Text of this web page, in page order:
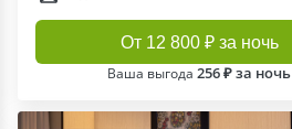
От 12 800 ₽ за ночь
Ваша выгода 256 ₽ за ночь